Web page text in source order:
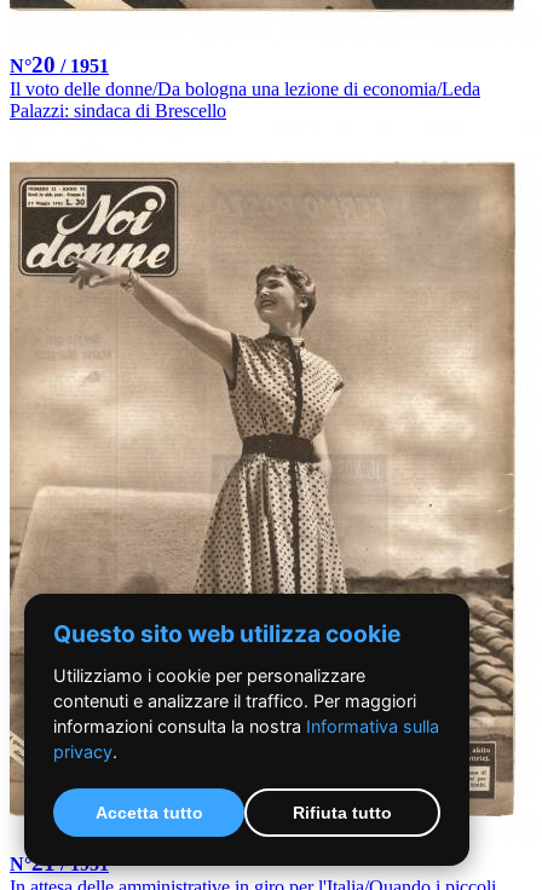
N°20 / 1951
Il voto delle donne/Da bologna una lezione di economia/Leda
Palazzi: sindaca di Brescello
N°21/ 1951
Questo sito web utilizza cookie
Utilizziamo i cookie per personalizzare
contenuti e analizzare il traffico. Per maggiori
informazioni consulta la nostra Informativa sulla
privacy.
Accetta tutto Rifiuta tutto